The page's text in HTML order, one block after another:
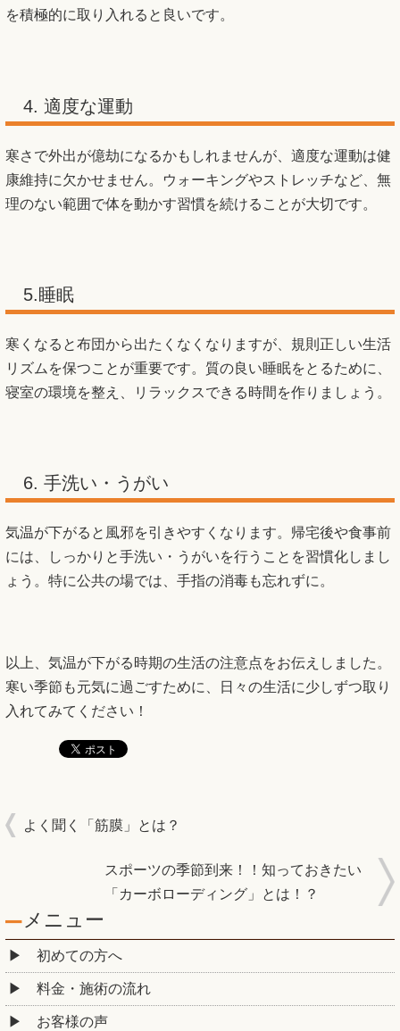
を積極的に取り入れると良いです。
4. 適度な運動
寒さで外出が億劫になるかもしれませんが、適度な運動は健
康維持に欠かせません。ウォーキングやストレッチなど、無
理のない範囲で体を動かす習慣を続けることが大切です。
5.睡眠
寒くなると布団から出たくなくなりますが、規則正しい生活
リズムを保つことが重要です。質の良い睡眠をとるために、
寝室の環境を整え、リラックスできる時間を作りましょう。
6. 手洗い・うがい
気温が下がると風邪を引きやすくなります。帰宅後や食事前
には、しっかりと手洗い・うがいを行うことを習慣化しまし
ょう。特に公共の場では、手指の消毒も忘れずに。
以上、気温が下がる時期の生活の注意点をお伝えしました。
寒い季節も元気に過ごすために、日々の生活に少しずつ取り
入れてみてください！
よく聞く「筋膜」とは？
スポーツの季節到来！！知っておきたい
「カーボローディング」とは！？
メニュー
初めての方へ
料金・施術の流れ
お客様の声